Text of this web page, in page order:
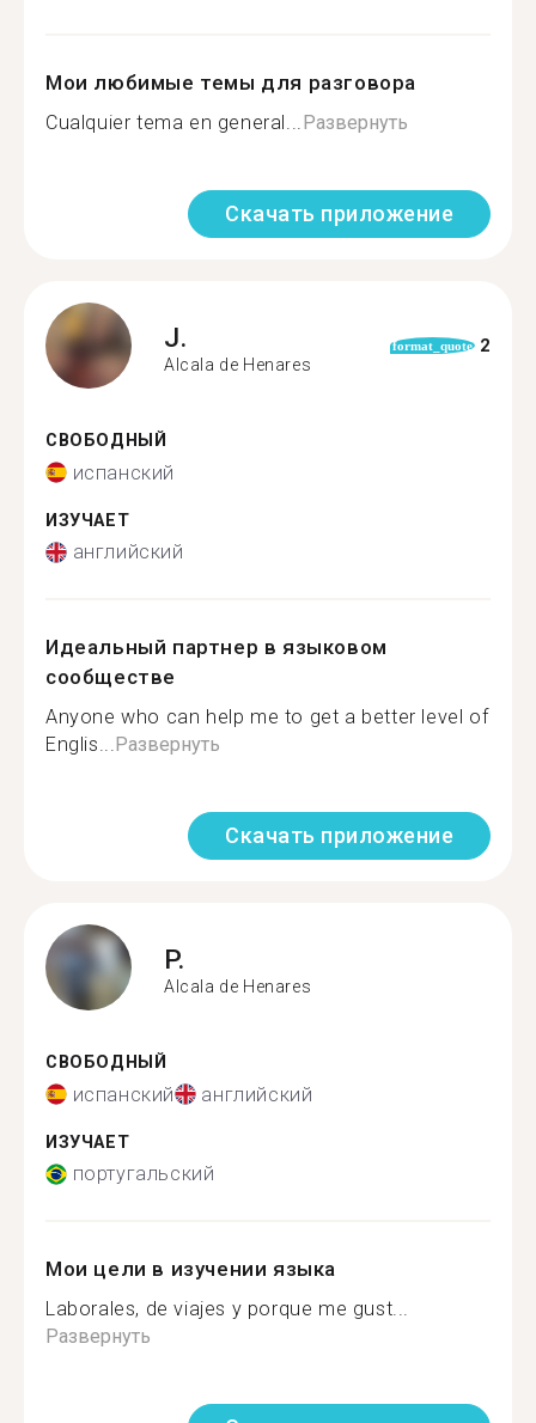
Мои любимые темы для разговора
Cualquier tema en general...Развернуть
Скачать приложение
J.
Alcala de Henares
format_quote 2
СВОБОДНЫЙ
испанский
ИЗУЧАЕТ
английский
Идеальный партнер в языковом
сообществе
Anyone who can help me to get a better level of
Englis...Развернуть
Скачать приложение
P.
Alcala de Henares
СВОБОДНЫЙ
испанский английский
ИЗУЧАЕТ
португальский
Мои цели в изучении языка
Laborales, de viajes y porque me gust...
Развернуть